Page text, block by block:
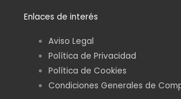
Enlaces de interés
Aviso Legal
Política de Privacidad
Política de Cookies
Condiciones Generales de